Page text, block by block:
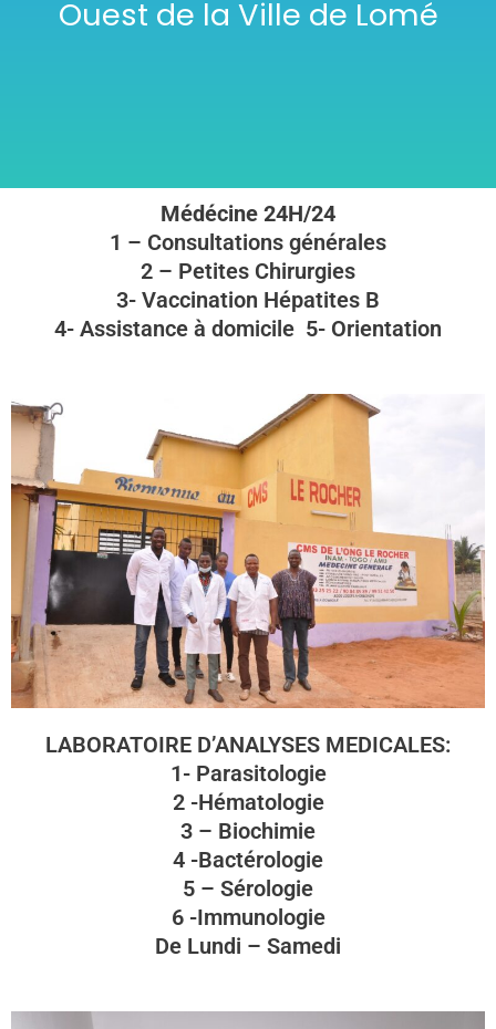
Ouest de la Ville de Lomé
Médécine 24H/24
1 – Consultations générales
2 – Petites Chirurgies
3- Vaccination Hépatites B
4- Assistance à domicile 5- Orientation
LABORATOIRE D’ANALYSES MEDICALES:
1- Parasitologie
2 -Hématologie
3 – Biochimie
4 -Bactérologie
5 – Sérologie
6 -Immunologie
De Lundi – Samedi